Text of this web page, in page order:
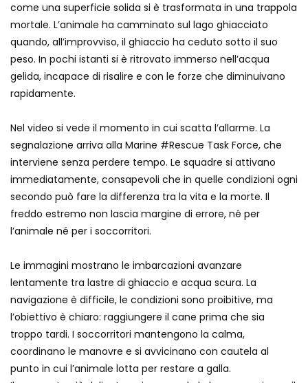
Mucca impazzita invade l’autostrada:
video incredibile
Coyote nuota fino ad Alcatraz:
avvistamento incredibile
Emu in fuga catturato dalla polizia:
finisce in manette
Camoscio bloccato sulla roccia: il
salvataggio in elicottero è da brividi
Un koala sale sul bus per salvarsi dal
traffico
come una superficie solida si è trasformata in una trappola
mortale. L’animale ha camminato sul lago ghiacciato
quando, all’improvviso, il ghiaccio ha ceduto sotto il suo
peso. In pochi istanti si è ritrovato immerso nell’acqua
gelida, incapace di risalire e con le forze che diminuivano
rapidamente.
Nel video si vede il momento in cui scatta l’allarme. La
segnalazione arriva alla Marine #Rescue Task Force, che
interviene senza perdere tempo. Le squadre si attivano
immediatamente, consapevoli che in quelle condizioni ogni
secondo può fare la differenza tra la vita e la morte. Il
freddo estremo non lascia margine di errore, né per
l’animale né per i soccorritori.
Le immagini mostrano le imbarcazioni avanzare
lentamente tra lastre di ghiaccio e acqua scura. La
navigazione è difficile, le condizioni sono proibitive, ma
l’obiettivo è chiaro: raggiungere il cane prima che sia
troppo tardi. I soccorritori mantengono la calma,
coordinano le manovre e si avvicinano con cautela al
punto in cui l’animale lotta per restare a galla.